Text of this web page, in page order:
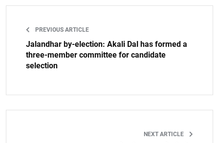
PREVIOUS ARTICLE
Jalandhar by-election: Akali Dal has formed a
three-member committee for candidate
selection
NEXT ARTICLE